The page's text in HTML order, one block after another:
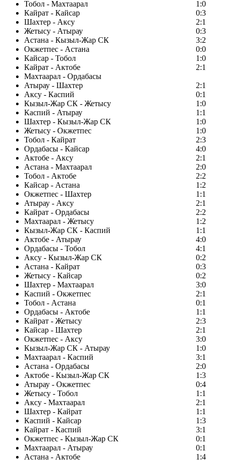
Тобол - Махтаарал
1:0
Кайрат - Кайсар
0:3
Шахтер - Аксу
2:1
Жетысу - Атырау
0:3
Астана - Кызыл-Жар СК
3:2
Окжетпес - Астана
0:0
Кайсар - Тобол
1:0
Кайрат - Актобе
2:1
Махтаарал - Ордабасы
Атырау - Шахтер
2:1
Аксу - Каспий
0:1
Кызыл-Жар СК - Жетысу
1:0
Каспий - Атырау
1:1
Шахтер - Кызыл-Жар СК
1:0
Жетысу - Окжетпес
1:0
Тобол - Кайрат
2:3
Ордабасы - Кайсар
4:0
Актобе - Аксу
2:1
Астана - Махтаарал
2:0
Тобол - Актобе
2:2
Кайсар - Астана
1:2
Окжетпес - Шахтер
1:1
Атырау - Аксу
2:1
Кайрат - Ордабасы
2:2
Махтаарал - Жетысу
1:2
Кызыл-Жар СК - Каспий
1:1
Актобе - Атырау
4:0
Ордабасы - Тобол
4:1
Аксу - Кызыл-Жар СК
0:2
Астана - Кайрат
0:3
Жетысу - Кайсар
0:2
Шахтер - Махтаарал
3:0
Каспий - Окжетпес
2:1
Тобол - Астана
0:1
Ордабасы - Актобе
1:1
Кайрат - Жетысу
2:3
Кайсар - Шахтер
2:1
Окжетпес - Аксу
3:0
Кызыл-Жар СК - Атырау
1:0
Махтаарал - Каспий
3:1
Астана - Ордабасы
2:0
Актобе - Кызыл-Жар СК
1:3
Атырау - Окжетпес
0:4
Жетысу - Тобол
1:1
Аксу - Махтаарал
2:1
Шахтер - Кайрат
1:1
Каспий - Кайсар
1:3
Кайрат - Каспий
3:1
Окжетпес - Кызыл-Жар СК
0:1
Махтаарал - Атырау
0:1
Астана - Актобе
1:4